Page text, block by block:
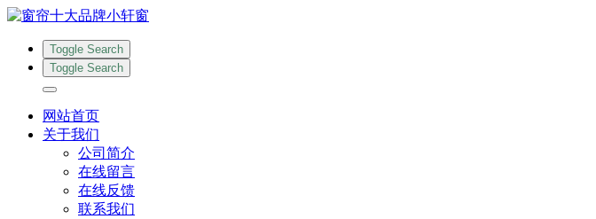
Toggle Search
Toggle Search
网站首页
关于我们
公司简介
在线留言
在线反馈
联系我们